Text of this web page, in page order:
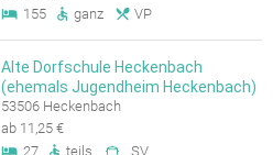
155
ganz VP
Alte Dorfschule Heckenbach
(ehemals Jugendheim Heckenbach)
53506 Heckenbach
ab 11,25 €
27
teils SV